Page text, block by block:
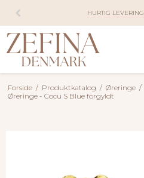
HURTIG LEVERING
Forside / Produktkatalog / Øreringe /
Øreringe - Cocu S Blue forgyldt